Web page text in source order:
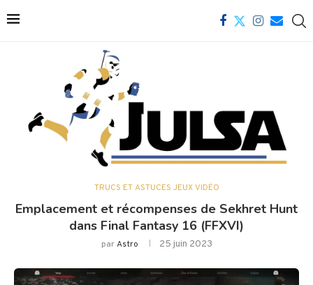
TRUCS ET ASTUCES JEUX VIDÉO
Emplacement et récompenses de Sekhret Hunt
dans Final Fantasy 16 (FFXVI)
parAstro 25 juin 2023